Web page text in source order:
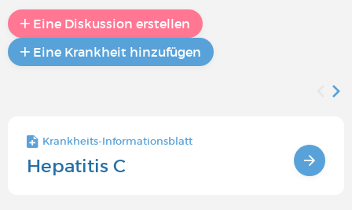
Eine Diskussion erstellen
Eine Krankheit hinzufügen
Krankheits-Informationsblatt
Hepatitis C